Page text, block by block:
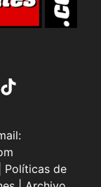
Políticas de